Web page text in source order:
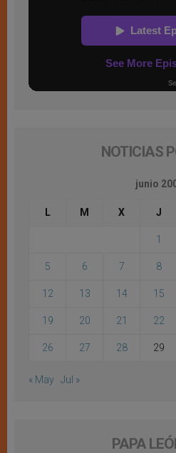
NOTICIAS
junio
L M X J
1
5 6 7 8
12 13 14 15
19 20 21 22
26 27 28 29
« May Jul »
PAPA